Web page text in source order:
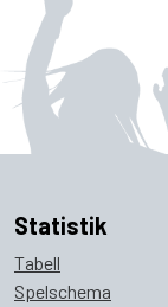
Statistik
Tabell
Spelschema